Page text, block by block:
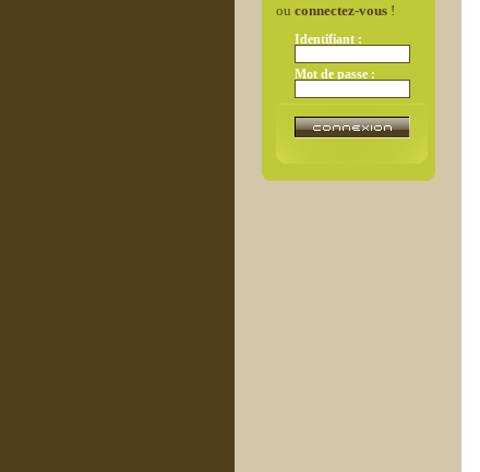
ou connectez-vous!
Identifiant :
Mot de passe :